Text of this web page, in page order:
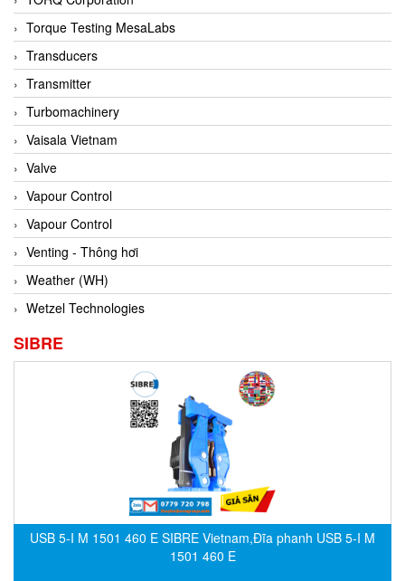
Conch
Conductix/ WAMPFLER
Contrec
Contrinex
Control Solution Minesota
Copeland
Cortem
Cosa Xentaur
Cosil
Coulton
Crouzet
Crowcon
Crutec Dust Zero Vietnam
cs-instruments
Torque Testing MesaLabs
Transducers
Transmitter
Turbomachinery
Vaisala Vietnam
Valve
Vapour Control
Vapour Control
Venting - Thông hơi
Weather (WH)
Wetzel Technologies
SIBRE
USB 5-I M 1501 460 E SIBRE Vietnam,Đĩa phanh USB 5-I M
1501 460 E